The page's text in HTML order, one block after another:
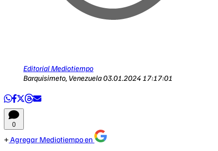
Editorial Mediotiempo
Barquisimeto, Venezuela03.01.2024 17:17:01
0
Agregar Mediotiempo en